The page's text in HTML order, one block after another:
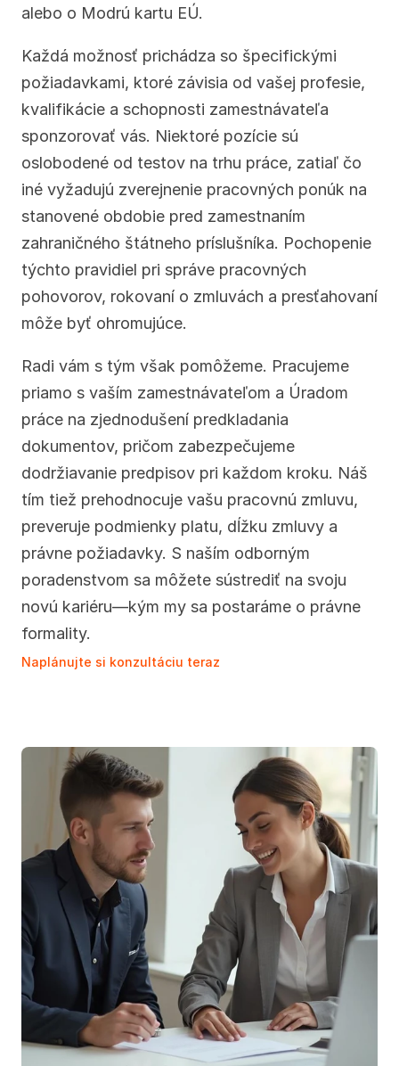
alebo o Modrú kartu EÚ.
Každá možnosť prichádza so špecifickými
požiadavkami, ktoré závisia od vašej profesie,
kvalifikácie a schopnosti zamestnávateľa
sponzorovať vás. Niektoré pozície sú
oslobodené od testov na trhu práce, zatiaľ čo
iné vyžadujú zverejnenie pracovných ponúk na
stanovené obdobie pred zamestnaním
zahraničného štátneho príslušníka. Pochopenie
týchto pravidiel pri správe pracovných
pohovorov, rokovaní o zmluvách a presťahovaní
môže byť ohromujúce.
Radi vám s tým však pomôžeme. Pracujeme
priamo s vaším zamestnávateľom a Úradom
práce na zjednodušení predkladania
dokumentov, pričom zabezpečujeme
dodržiavanie predpisov pri každom kroku. Náš
tím tiež prehodnocuje vašu pracovnú zmluvu,
preveruje podmienky platu, dĺžku zmluvy a
právne požiadavky. S naším odborným
poradenstvom sa môžete sústrediť na svoju
novú kariéru—kým my sa postaráme o právne
formality.
Naplánujte si konzultáciu teraz